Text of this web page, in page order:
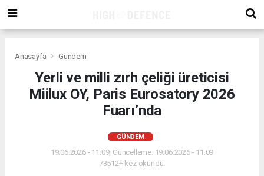
Anasayfa Gündem
Yerli ve milli zırh çeliği üreticisi
Miilux OY, Paris Eurosatory 2026
Fuarı’nda
GÜNDEM
19.06.2026 - 11:09, Güncelleme: 19.06.2026 - 11:09
73512+ kez okundu.